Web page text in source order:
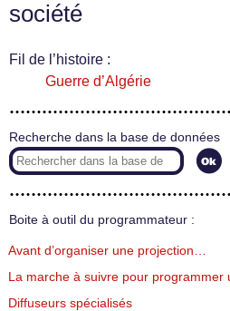
société
Fil de l’histoire :
Guerre d’Algérie
Recherche dans la base de données
Boite à outil du programmateur :
Avant d’organiser une projection…
La marche à suivre pour programmer
Diffuseurs spécialisés